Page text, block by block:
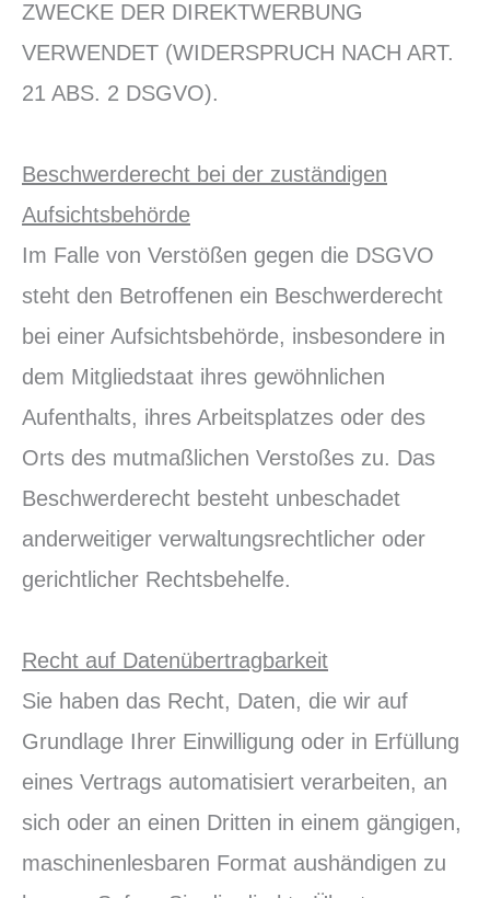
ZWECKE DER DIREKTWERBUNG
VERWENDET (WIDERSPRUCH NACH ART.
21 ABS. 2 DSGVO).
Beschwerderecht bei der zuständigen
Aufsichtsbehörde
Im Falle von Verstößen gegen die DSGVO
steht den Betroffenen ein Beschwerderecht
bei einer Aufsichtsbehörde, insbesondere in
dem Mitgliedstaat ihres gewöhnlichen
Aufenthalts, ihres Arbeitsplatzes oder des
Orts des mutmaßlichen Verstoßes zu. Das
Beschwerderecht besteht unbeschadet
anderweitiger verwaltungsrechtlicher oder
gerichtlicher Rechtsbehelfe.
Recht auf Datenübertragbarkeit
Sie haben das Recht, Daten, die wir auf
Grundlage Ihrer Einwilligung oder in Erfüllung
eines Vertrags automatisiert verarbeiten, an
sich oder an einen Dritten in einem gängigen,
maschinenlesbaren Format aushändigen zu